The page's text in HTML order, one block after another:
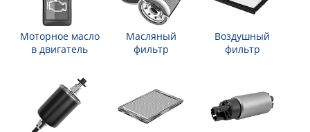
Моторное масло
в двигатель
Масляный
фильтр
Воздушный
фильтр